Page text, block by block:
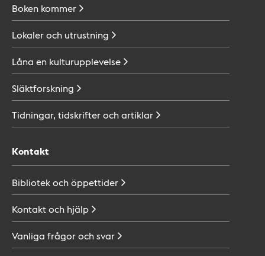
Boken kommer
Lokaler och utrustning
Låna en kulturupplevelse
Släktforskning
Tidningar, tidskrifter ochartiklar
Kontakt
Bibliotek ochöppettider
Kontakt och hjälp
Vanliga frågor ochsvar